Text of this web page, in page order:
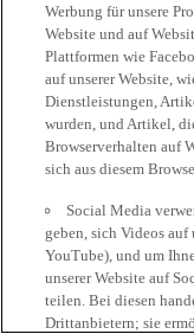
Werbung für unsere
Website und auf
Plattformen wie
auf unserer Website,
Dienstleistungen,
wurden, und Artikel,
Browserverhalten auf
sich aus diesem
Social Media
geben, sich Videos auf
YouTube), und um
unserer Website auf
teilen. Bei diesen
Drittanbietern; sie